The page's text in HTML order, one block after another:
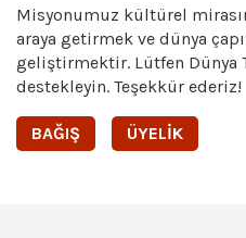
Misyonumuz kültürel
araya getirmek ve dünya
geliştirmektir. Lütfen Dünya
destekleyin. Teşekkür ederiz!
BAĞIŞ ÜYELIK